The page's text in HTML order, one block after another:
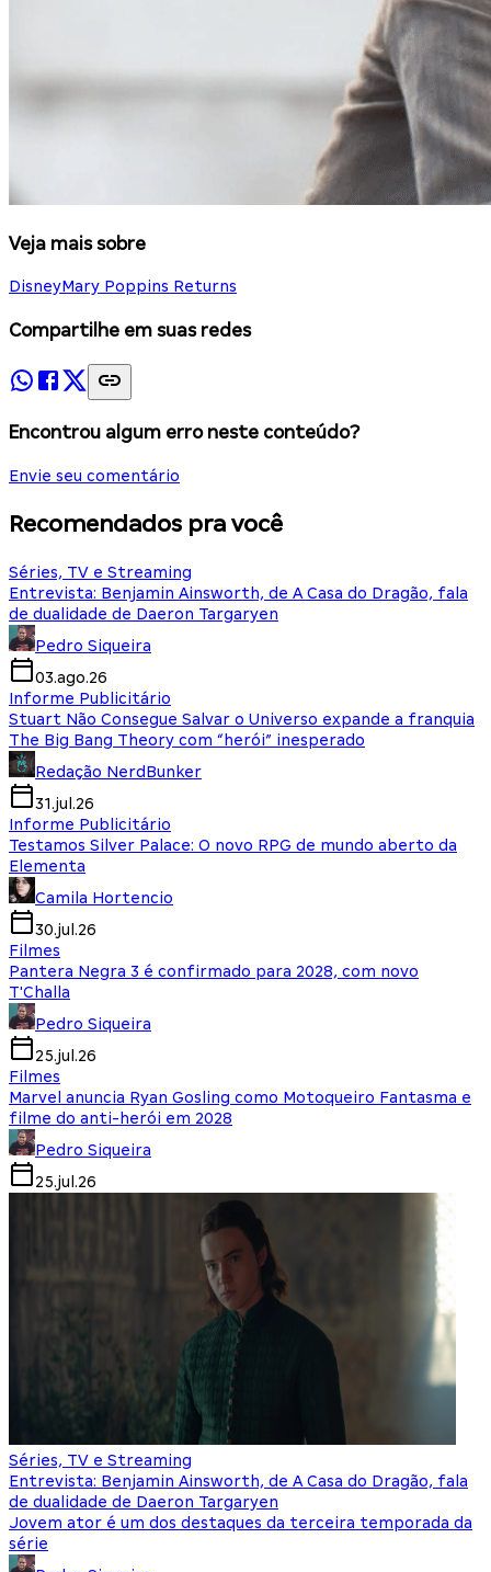
Veja mais sobre
DisneyMary Poppins Returns
Compartilhe em suas redes
Encontrou algum erro neste conteúdo?
Envie seu comentário
Recomendados pra você
Séries, TV e Streaming
Entrevista: Benjamin Ainsworth, de A Casa do Dragão, fala
de dualidade de Daeron Targaryen
Pedro Siqueira
03.ago.26
Informe Publicitário
Stuart Não Consegue Salvar o Universo expande a franquia
The Big Bang Theory com “herói” inesperado
Redação NerdBunker
31.jul.26
Informe Publicitário
Testamos Silver Palace: O novo RPG de mundo aberto da
Elementa
Camila Hortencio
30.jul.26
Filmes
Pantera Negra 3 é confirmado para 2028, com novo
T'Challa
Pedro Siqueira
25.jul.26
Filmes
Marvel anuncia Ryan Gosling como Motoqueiro Fantasma e
filme do anti-herói em 2028
Pedro Siqueira
25.jul.26
Séries, TV e Streaming
Entrevista: Benjamin Ainsworth, de A Casa do Dragão, fala
de dualidade de Daeron Targaryen
Jovem ator é um dos destaques da terceira temporada da
série